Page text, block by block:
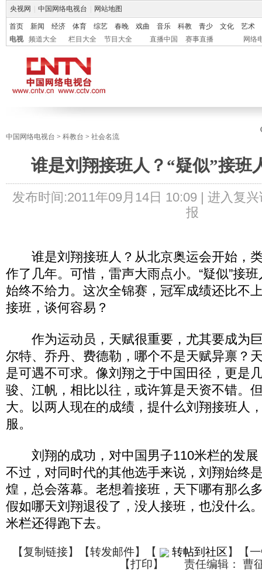
央视网 中国网络电视台 网站地图
首页 新闻 经济 体育 综艺 春晚 戏曲 音乐 科教 青少 文化
艺术
电视
频道大全 栏目大全 节目大全 直播中国 赛事直播 网络
中国网络电视台 > 科教台 > 社会名流
谁是刘翔接班人？“疑似”接班
发布时间:2011年09月14日 10:09 | 进入复兴
报
谁是刘翔接班人？从北京奥运会开始，
作了几年。可惜，雷声大雨点小。“疑似”接
始终不给力。这次全锦赛，冠军成绩还比不
接班，谈何容易？
作为运动员，天赋很重要，尤其要成为
尔特、乔丹、费德勒，哪个不是天赋异禀？
是可遇不可求。像刘翔之于中国田径，更是
骏、江帆，相比以往，或许算是天资不错。
大。以两人现在的成绩，提什么刘翔接班人
服。
刘翔的成功，对中国男子110米栏的发展
不过，对同时代的其他选手来说，刘翔始终
煌，总会落幕。老想着接班，天下哪有那么
假如哪天刘翔退役了，没人接班，也没什么
米栏还得跑下去。
【复制链接】【转发邮件】 【 转帖到社区】【
【打印】 责任编辑： 曹